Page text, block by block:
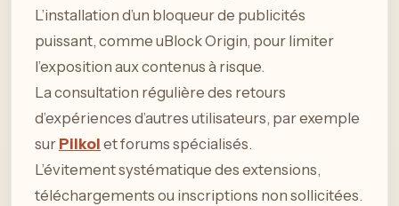
L’installation d’un bloqueur de publicités
puissant, comme uBlock Origin, pour limiter
l’exposition aux contenus à risque.
La consultation régulière des retours
d’expériences d’autres utilisateurs, par exemple
sur Pilkol et forums spécialisés.
L’évitement systématique des extensions,
téléchargements ou inscriptions non sollicitées.